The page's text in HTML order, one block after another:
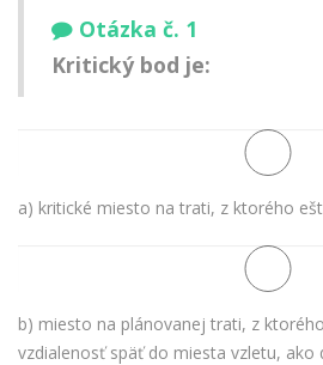
Otázka č. 1
Kritický bod je:
a) kritické miesto na trati, z ktorého
b) miesto na plánovanej trati, z
vzdialenosť späť do miesta vzletu, ako